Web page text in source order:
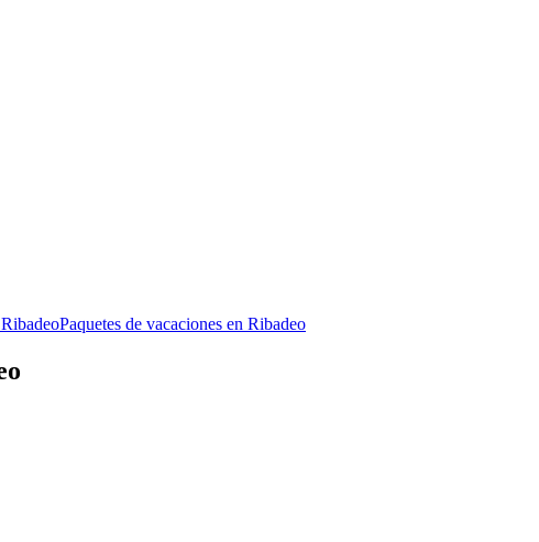
Paquetes de vacaciones en Ribadeo